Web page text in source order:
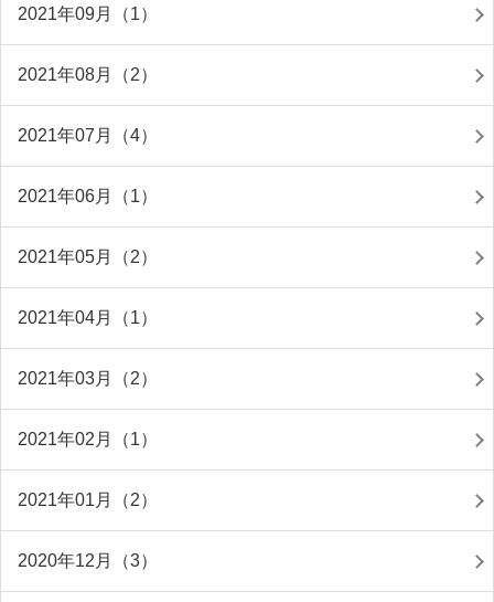
2021年09月（1）
2021年08月（2）
2021年07月（4）
2021年06月（1）
2021年05月（2）
2021年04月（1）
2021年03月（2）
2021年02月（1）
2021年01月（2）
2020年12月（3）